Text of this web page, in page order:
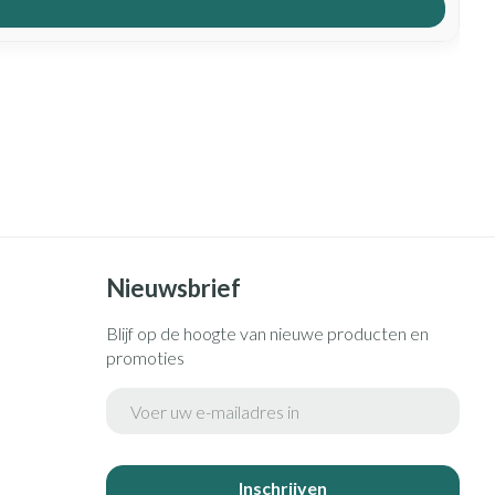
Nieuwsbrief
Blijf op de hoogte van nieuwe producten en
promoties
Inschrijven